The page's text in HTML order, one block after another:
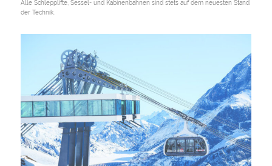
Alle Schlepplifte, Sessel- und Kabinenbahnen sind stets auf dem neuesten Stand
der Technik.